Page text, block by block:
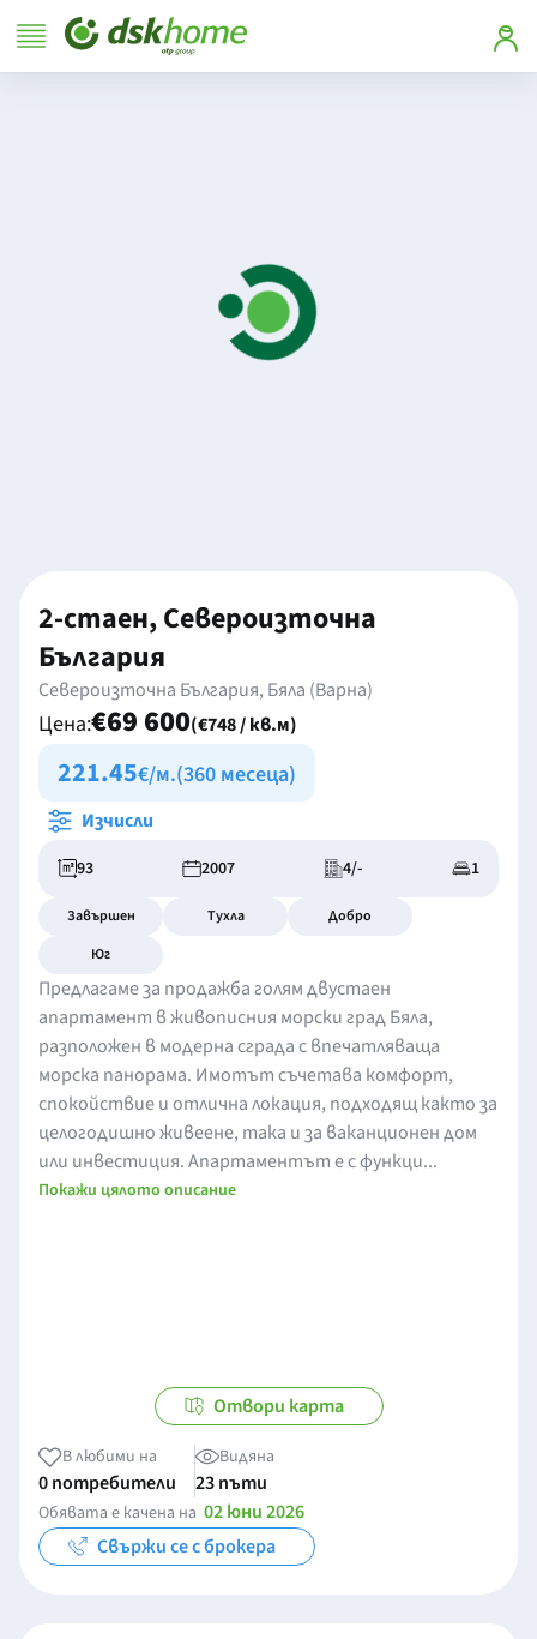
2-стаен, Североизточна
България
Североизточна България, Бяла (Варна)
Цена:€69 600(€748 / кв.м)
221.45€/м.(360 месеца)
Изчисли
93 2007 4/- 1
Завършен Тухла
Добро
Юг
Предлагаме за продажба голям двустаен
апартамент в живописния морски град Бяла,
разположен в модерна сграда с впечатляваща
морска панорама. Имотът съчетава комфорт,
спокойствие и отлична локация, подходящ както за
целогодишно живеене, така и за ваканционен дом
или инвестиция. Апартаментът е с функци...
Покажи цялото описание
Отвори карта
В любими на
0 потребители
Видяна
23 пъти
Обявата е качена на 02 юни 2026
Свържи се с брокера